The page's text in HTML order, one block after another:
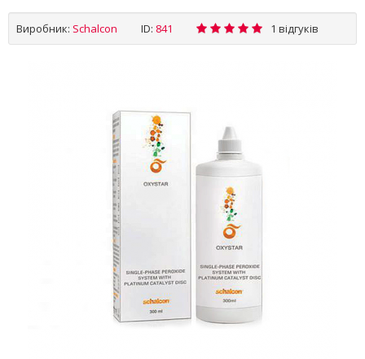
Виробник: Schalcon ID: 841 1 відгуків